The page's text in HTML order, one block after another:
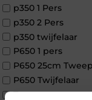
p350 1 Pers
p350 2 Pers
p350 twijfelaar
P650 1 pers
P650 25cm
P650 Twijfelaar
Toppers